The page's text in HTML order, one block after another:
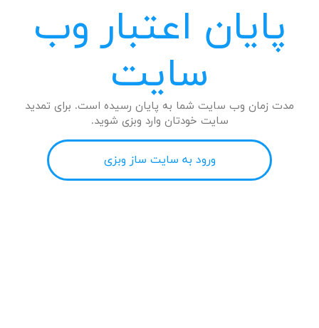
پایان اعتبار وب
سایت
مدت زمان وب سایت شما به پایان رسیده است. برای تمدید
سایت خودتان وارد وبزی شوید.
ورود به سایت ساز وبزی